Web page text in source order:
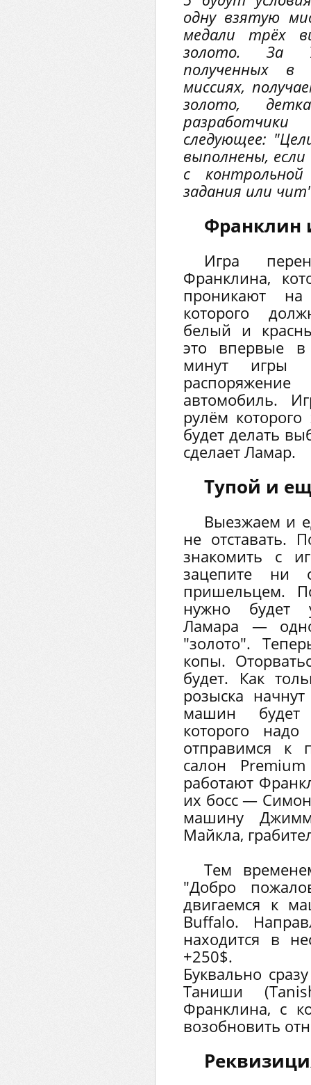
одну взятую
медали трёх
золото. За
полученных
миссиях,
золото,
следующее:
выполнены, если
с
задания или
Франклин
Игра
Франклина,
проникают
которого
белый и
это впервые
минут игры
автомобиль.
рулём которого
будет делать
сделает Ламар.
Тупой и
Выезжаем и
не отставать.
знакомить с
зацепите ни
пришельцем.
нужно будет
Ламара —
"золото".
копы.
будет. Как
розыска
машин будет
которого надо
отправимся к
салон
работают
их босс —
машину
Майкла,
Тем
"Добро
двигаемся к
Buffalo.
находится в
+250$.
Буквально
Таниши
Франклина, с
возобновить